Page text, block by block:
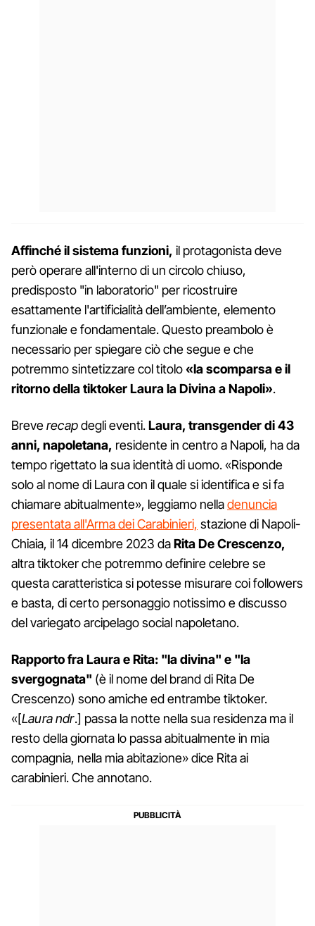
Affinché il sistema funzioni, il protagonista deve
però operare all'interno di un circolo chiuso,
predisposto "in laboratorio" per ricostruire
esattamente l'artificialità dell’ambiente, elemento
funzionale e fondamentale. Questo preambolo è
necessario per spiegare ciò che segue e che
potremmo sintetizzare col titolo«la scomparsa e il
ritorno della tiktoker Laura la Divina a Napoli».
Breverecapdegli eventi.Laura, transgender di 43
anni, napoletana, residente in centro a Napoli, ha da
tempo rigettato la sua identità di uomo. «Risponde
solo al nome di Laura con il quale si identifica e si fa
chiamare abitualmente», leggiamo nelladenuncia
presentata all'Arma dei Carabinieri, stazione di Napoli-
Chiaia, il 14 dicembre 2023 daRita De Crescenzo,
altra tiktoker che potremmo definire celebre se
questa caratteristica si potesse misurare coi followers
e basta, di certo personaggio notissimo e discusso
del variegato arcipelago social napoletano.
Rapporto fra Laura e Rita: "la divina" e "la
svergognata" (è il nome del brand di Rita De
Crescenzo) sono amiche ed entrambe tiktoker.
«[Laura ndr.] passa la notte nella sua residenza ma il
resto della giornata lo passa abitualmente in mia
compagnia, nella mia abitazione» dice Rita ai
carabinieri. Che annotano.